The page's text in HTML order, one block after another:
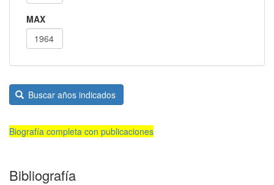
MAX
Buscar años indicados
Biografía completa con publicaciones
Bibliografía